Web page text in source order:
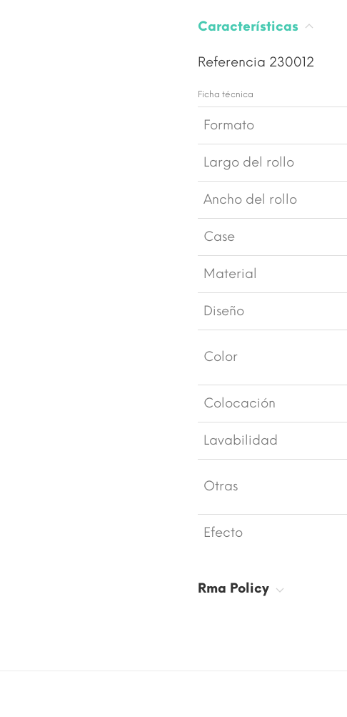
Características
Referencia 230012
Ficha técnica
Formato
Largo del rollo
Ancho del rollo
Case
Material
Diseño
Color
Colocación
Lavabilidad
Otras
Efecto
Rma Policy